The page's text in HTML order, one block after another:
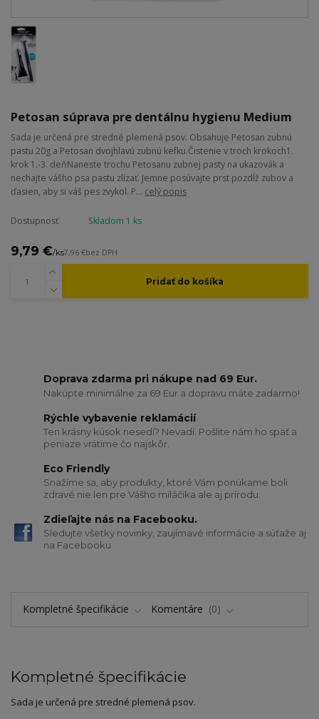
Petosan súprava pre dentálnu hygienu Medium
Sada je určená pre stredné plemená psov. Obsahuje Petosan zubnú
pastu 20g a Petosan dvojhlavú zubnú kefku.Čistenie v troch krokoch1.
krok 1.-3. deňNaneste trochu Petosanu zubnej pasty na ukazovák a
nechajte vášho psa pastu zlízať. Jemne posúvajte prst pozdĺž zubov a
ďasien, aby si váš pes zvykol. P... celý popis
Dostupnosť Skladom 1 ks
9,79 €/ks7,96 €bez DPH
Pridať do košíka
Doprava zdarma pri nákupe nad 69 Eur.
Nakúpte minimálne za 69 Eur a dopravu máte zadarmo!
Rýchle vybavenie reklamácií
Ten krásny kúsok nesedí? Nevadí. Pošlite nám ho späť a
peniaze vrátime čo najskôr.
Eco Friendly
Snažíme sa, aby produkty, ktoré Vám ponúkame boli
zdravé nie len pre Vášho miláčika ale aj prírodu.
Zdieľajte nás na Facebooku.
Sledujte všetky novinky, zaujímavé informácie a súťaže aj
na Facebooku
Kompletné špecifikácie Komentáre 0
Kompletné špecifikácie
Sada je určená pre stredné plemená psov.